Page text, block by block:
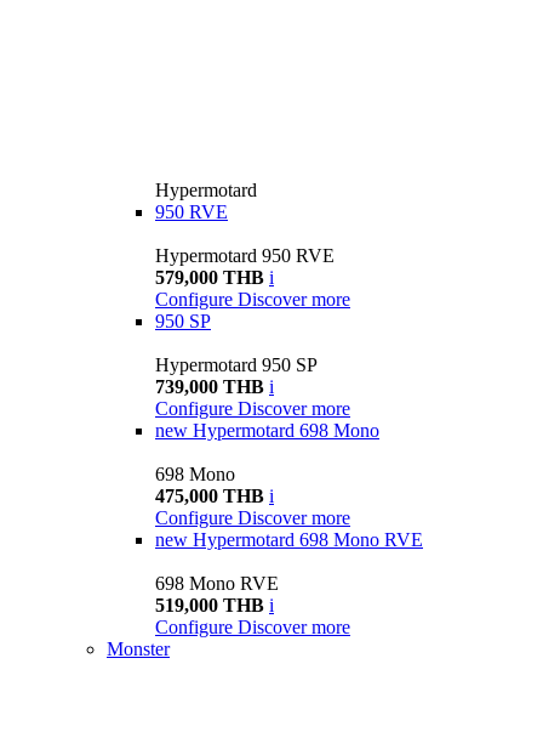
Hypermotard
950 RVE
Hypermotard 950 RVE
579,000 THB i
Configure Discover more
950 SP
Hypermotard 950 SP
739,000 THB i
Configure Discover more
new Hypermotard 698 Mono
698 Mono
475,000 THB i
Configure Discover more
new Hypermotard 698 Mono RVE
698 Mono RVE
519,000 THB i
Configure Discover more
Monster